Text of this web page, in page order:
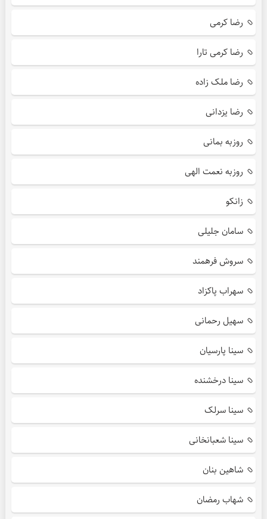
رضا کرمی
رضا کرمی تارا
رضا ملک زاده
رضا یزدانی
روزبه بمانی
روزبه نعمت الهی
زانکو
سامان جلیلی
سروش فرهمند
سهراب پاکزاد
سهیل رحمانی
سینا پارسیان
سینا درخشنده
سینا سرلک
سینا شعبانخانی
شاهین بنان
شهاب رمضان